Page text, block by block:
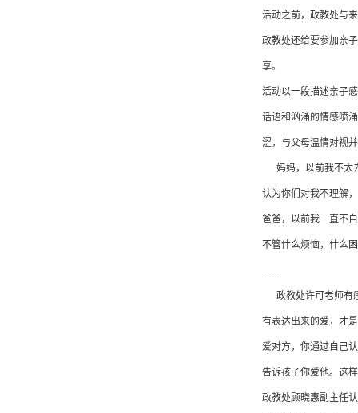
活动之前，政教处与
政教处还给要参加亲
享。
活动以一段描述亲子
话语和汹涌的情感喷
涩，与父母温情对视
妈妈，以前我不太
认为你们对我不理解
爸爸，以前我一直不
不管什么烦恼，什么
政教处许可老师有
有表达出来的爱，才
爱对方，你通过自己
告诉孩子你爱他。这
政教处顾晓惠副主任